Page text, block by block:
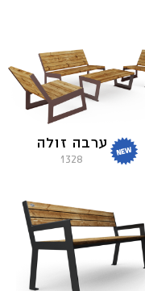
ערבה זולה
1328